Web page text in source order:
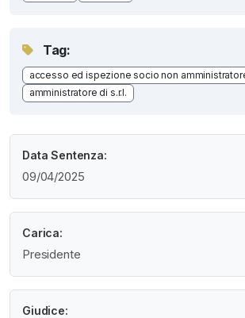
Tag:
accesso ed ispezione socio non
amministratore di s.r.l.
Data Sentenza:
09/04/2025
Carica:
Presidente
Giudice: